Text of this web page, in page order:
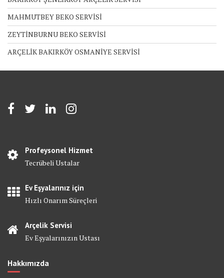
MAHMUTBEY BEKO SERVİSİ
ZEYTİNBURNU BEKO SERVİSİ
ARÇELİK BAKIRKÖY OSMANİYE SERVİSİ
Profeysonel Hizmet
Tecrübeli Ustalar
Ev Eşyalarınız için
Hızlı Onarım Süreçleri
Arçelik Servisi
Ev Eşyalarınızın Ustası
Hakkımızda